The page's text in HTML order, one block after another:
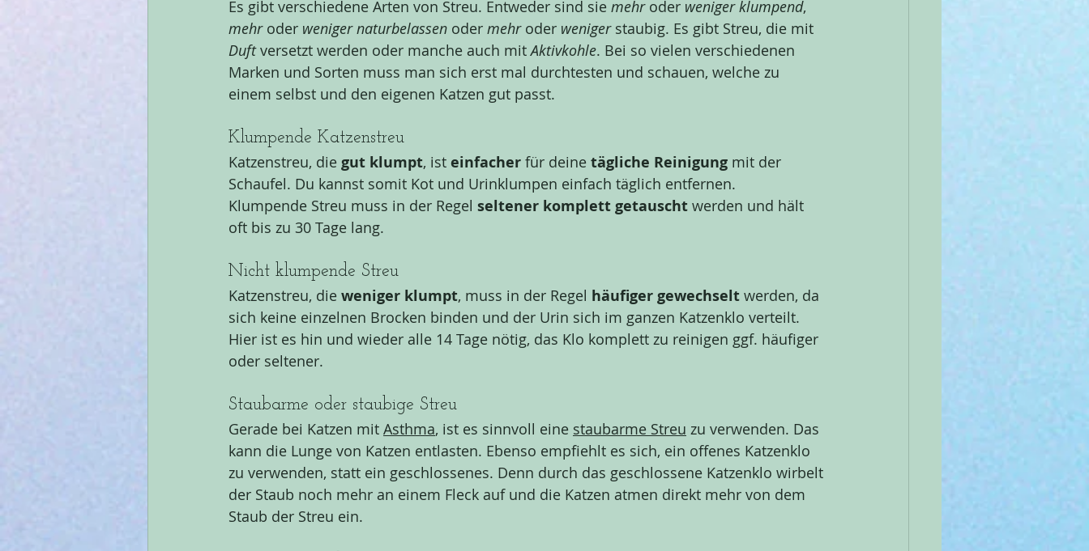
Es gibt verschiedene Arten von Streu. Entweder sind sie mehr oder weniger klumpend,
mehr oder weniger naturbelassen oder mehr oder weniger staubig. Es gibt Streu, die mit
Duft versetzt werden oder manche auch mit Aktivkohle. Bei so vielen verschiedenen
Marken und Sorten muss man sich erst mal durchtesten und schauen, welche zu
einem selbst und den eigenen Katzen gut passt.
Klumpende Katzenstreu
Katzenstreu, die gut klumpt, ist einfacher für deine tägliche Reinigung mit der
Schaufel. Du kannst somit Kot und Urinklumpen einfach täglich entfernen.
Klumpende Streu muss in der Regel seltener komplett getauscht werden und hält
oft bis zu 30 Tage lang.
Nicht klumpende Streu
Katzenstreu, die weniger klumpt, muss in der Regel häufiger gewechselt werden, da
sich keine einzelnen Brocken binden und der Urin sich im ganzen Katzenklo verteilt.
Hier ist es hin und wieder alle 14 Tage nötig, das Klo komplett zu reinigen ggf. häufiger
oder seltener.
Staubarme oder staubige Streu
Gerade bei Katzen mit Asthma, ist es sinnvoll eine staubarme Streu zu verwenden. Das
kann die Lunge von Katzen entlasten. Ebenso empfiehlt es sich, ein offenes Katzenklo
zu verwenden, statt ein geschlossenes. Denn durch das geschlossene Katzenklo wirbelt
der Staub noch mehr an einem Fleck auf und die Katzen atmen direkt mehr von dem
Staub der Streu ein.